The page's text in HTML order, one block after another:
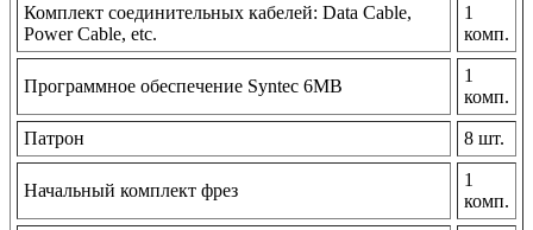
Комплект соединительных кабелей: Data Cable,
Power Cable, etc.
1
комп.
Программное обеспечение Syntec 6MB
1
комп.
Патрон 8 шт.
Начальный комплект фрез
1
комп.